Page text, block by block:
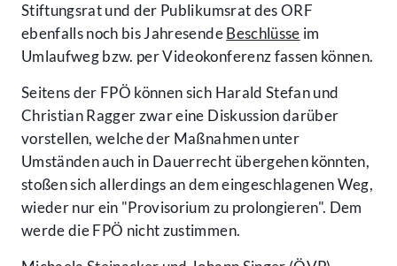
Stiftungsrat und der Publikumsrat des ORF
ebenfalls noch bis JahresendeBeschlüsse im
Umlaufweg bzw. per Videokonferenz fassen können.
Seitens der FPÖ können sich Harald Stefan und
Christian Ragger zwar eine Diskussion darüber
vorstellen, welche der Maßnahmen unter
Umständen auch in Dauerrecht übergehen könnten,
stoßen sich allerdings an dem eingeschlagenen Weg,
wieder nur ein "Provisorium zu prolongieren". Dem
werde die FPÖ nicht zustimmen.